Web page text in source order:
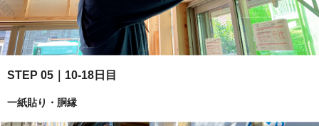
STEP 05｜10-18日目
一紙貼り・胴縁